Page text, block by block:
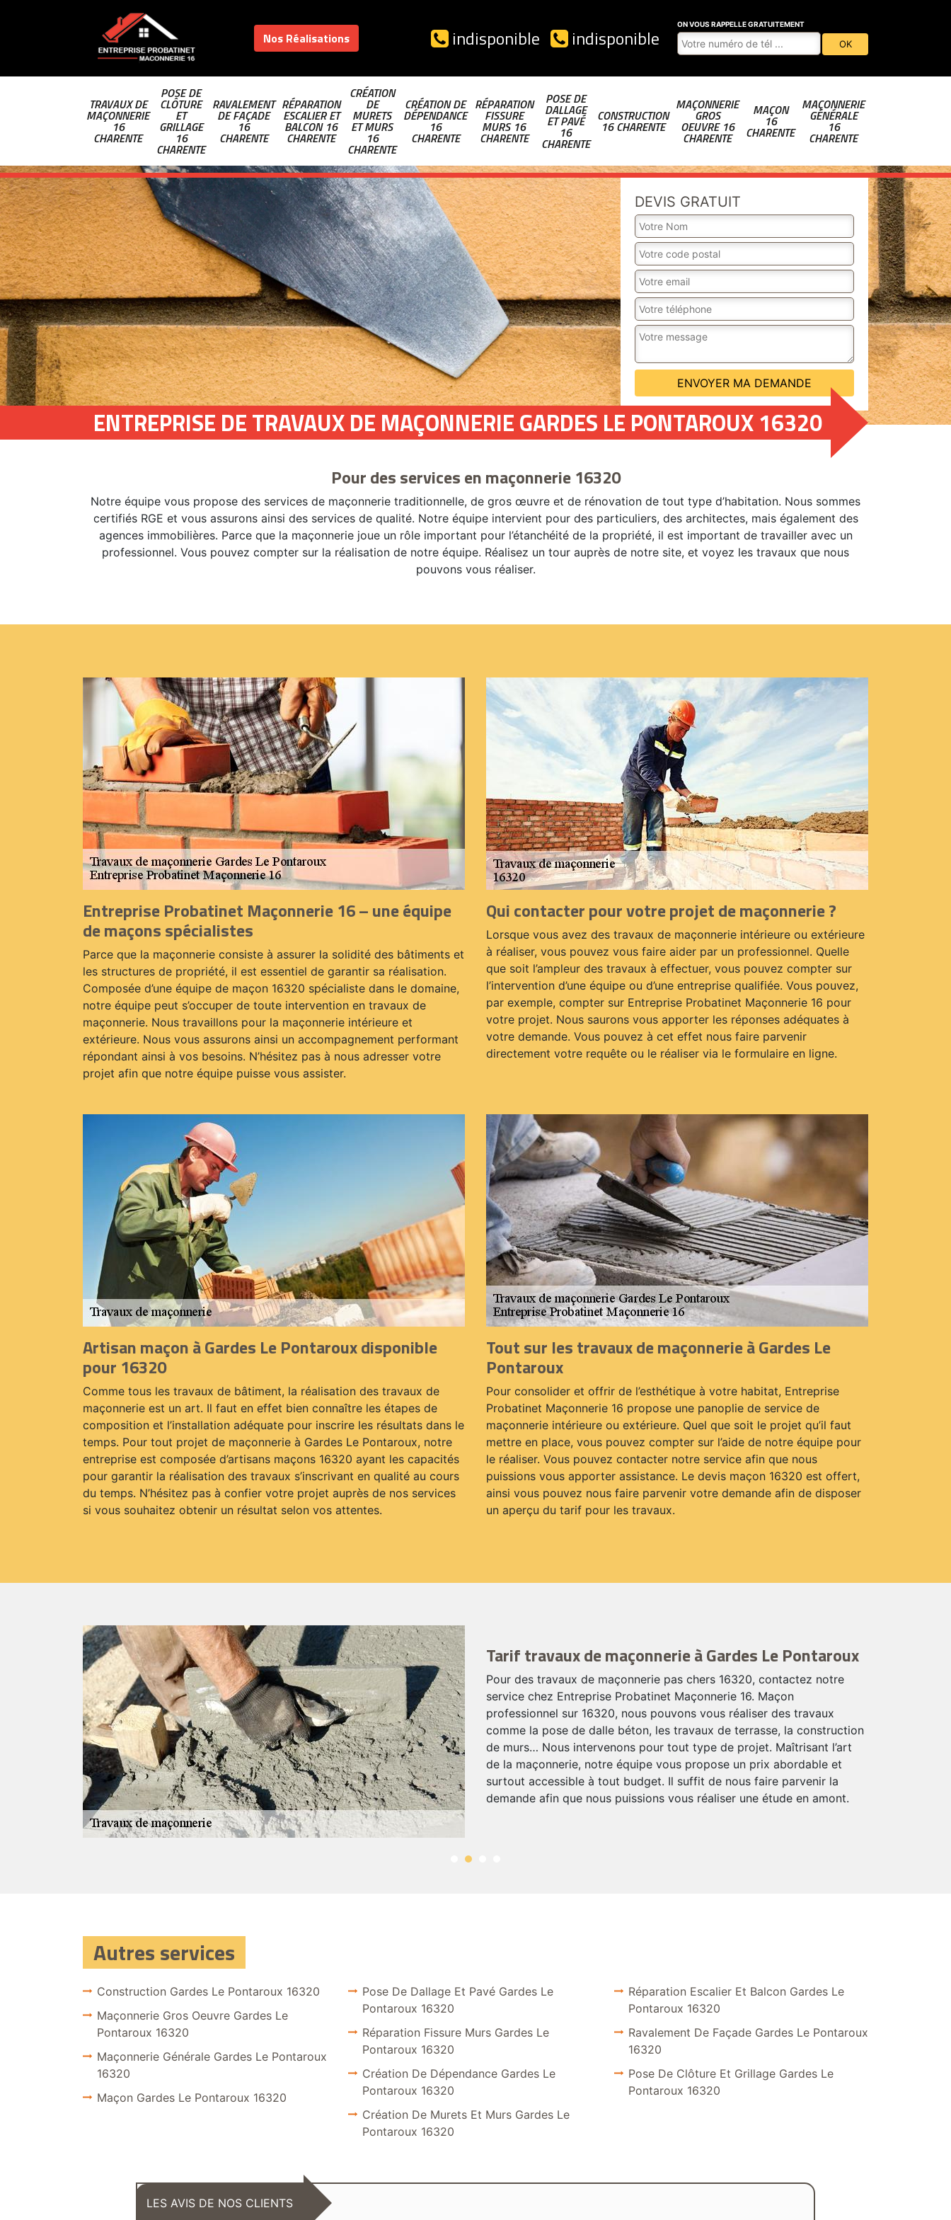
Nos Réalisations indisponible indisponible
ON VOUS RAPPELLE GRATUITEMENT
TRAVAUX DE
MAÇONNERIE
16
CHARENTE
POSE DE
CLÔTURE
ET
GRILLAGE
16
CHARENTE
RAVALEMENT
DE FAÇADE
16
CHARENTE
RÉPARATION
ESCALIER ET
BALCON 16
CHARENTE
CRÉATION
DE
MURETS
ET MURS
16
CHARENTE
CRÉATION DE
DÉPENDANCE
16
CHARENTE
RÉPARATION
FISSURE
MURS 16
CHARENTE
POSE DE
DALLAGE
ET PAVÉ
16
CHARENTE
CONSTRUCTION
16 CHARENTE
MAÇONNERIE
GROS
OEUVRE 16
CHARENTE
MAÇON
16
CHARENTE
MAÇONNERIE
GÉNÉRALE
16
CHARENTE
DEVIS GRATUIT
ENTREPRISE DE TRAVAUX DE MAÇONNERIE GARDES LE PONTAROUX 16320
Pour des services en maçonnerie 16320
Notre équipe vous propose des services de maçonnerie traditionnelle, de gros œuvre et de rénovation de tout type d’habitation. Nous sommes
certifiés RGE et vous assurons ainsi des services de qualité. Notre équipe intervient pour des particuliers, des architectes, mais également des
agences immobilières. Parce que la maçonnerie joue un rôle important pour l’étanchéité de la propriété, il est important de travailler avec un
professionnel. Vous pouvez compter sur la réalisation de notre équipe. Réalisez un tour auprès de notre site, et voyez les travaux que nous
pouvons vous réaliser.
Entreprise Probatinet Maçonnerie 16 – une équipe
de maçons spécialistes
Parce que la maçonnerie consiste à assurer la solidité des bâtiments et
les structures de propriété, il est essentiel de garantir sa réalisation.
Composée d’une équipe de maçon 16320 spécialiste dans le domaine,
notre équipe peut s’occuper de toute intervention en travaux de
maçonnerie. Nous travaillons pour la maçonnerie intérieure et
extérieure. Nous vous assurons ainsi un accompagnement performant
répondant ainsi à vos besoins. N’hésitez pas à nous adresser votre
projet afin que notre équipe puisse vous assister.
Qui contacter pour votre projet de maçonnerie ?
Lorsque vous avez des travaux de maçonnerie intérieure ou extérieure
à réaliser, vous pouvez vous faire aider par un professionnel. Quelle
que soit l’ampleur des travaux à effectuer, vous pouvez compter sur
l’intervention d’une équipe ou d’une entreprise qualifiée. Vous pouvez,
par exemple, compter sur Entreprise Probatinet Maçonnerie 16 pour
votre projet. Nous saurons vous apporter les réponses adéquates à
votre demande. Vous pouvez à cet effet nous faire parvenir
directement votre requête ou le réaliser via le formulaire en ligne.
Artisan maçon à Gardes Le Pontaroux disponible
pour 16320
Comme tous les travaux de bâtiment, la réalisation des travaux de
maçonnerie est un art. Il faut en effet bien connaître les étapes de
composition et l’installation adéquate pour inscrire les résultats dans le
temps. Pour tout projet de maçonnerie à Gardes Le Pontaroux, notre
entreprise est composée d’artisans maçons 16320 ayant les capacités
pour garantir la réalisation des travaux s’inscrivant en qualité au cours
du temps. N’hésitez pas à confier votre projet auprès de nos services
si vous souhaitez obtenir un résultat selon vos attentes.
Tout sur les travaux de maçonnerie à Gardes Le
Pontaroux
Pour consolider et offrir de l’esthétique à votre habitat, Entreprise
Probatinet Maçonnerie 16 propose une panoplie de service de
maçonnerie intérieure ou extérieure. Quel que soit le projet qu’il faut
mettre en place, vous pouvez compter sur l’aide de notre équipe pour
le réaliser. Vous pouvez contacter notre service afin que nous
puissions vous apporter assistance. Le devis maçon 16320 est offert,
ainsi vous pouvez nous faire parvenir votre demande afin de disposer
un aperçu du tarif pour les travaux.
Tarif travaux de maçonnerie à Gardes Le Pontaroux
Pour des travaux de maçonnerie pas chers 16320, contactez notre
service chez Entreprise Probatinet Maçonnerie 16. Maçon
professionnel sur 16320, nous pouvons vous réaliser des travaux
comme la pose de dalle béton, les travaux de terrasse, la construction
de murs… Nous intervenons pour tout type de projet. Maîtrisant l’art
de la maçonnerie, notre équipe vous propose un prix abordable et
surtout accessible à tout budget. Il suffit de nous faire parvenir la
demande afin que nous puissions vous réaliser une étude en amont.
Autres services
Construction Gardes Le Pontaroux 16320
Maçonnerie Gros Oeuvre Gardes Le
Pontaroux 16320
Maçonnerie Générale Gardes Le Pontaroux
16320
Maçon Gardes Le Pontaroux 16320
Pose De Dallage Et Pavé Gardes Le
Pontaroux 16320
Réparation Fissure Murs Gardes Le
Pontaroux 16320
Création De Dépendance Gardes Le
Pontaroux 16320
Création De Murets Et Murs Gardes Le
Pontaroux 16320
Réparation Escalier Et Balcon Gardes Le
Pontaroux 16320
Ravalement De Façade Gardes Le Pontaroux
16320
Pose De Clôture Et Grillage Gardes Le
Pontaroux 16320
LES AVIS DE NOS CLIENTS